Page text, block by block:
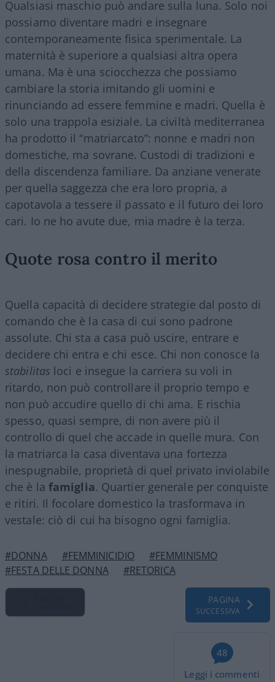
Qualsiasi maschio può andare sulla luna. Solo noi
possiamo diventare madri e insegnare
contemporaneamente fisica sperimentale. La
maternità è superiore a qualsiasi altra opera
umana. Ma è una sciocchezza che possiamo
cambiare la storia imitando gli uomini e
rinunciando ad essere femmine e madri. Quella è
solo una trappola esiziale. La civiltà mediterranea
ha prodotto il “matriarcato”: nonne e madri non
domestiche, ma sovrane. Custodi di tradizioni e
della discendenza familiare. Da anziane venerate
per quella saggezza che era loro propria, a
capotavola a tessere il passato e il futuro dei loro
cari. Io ne ho avute due, mia madre è la terza.
Quote rosa contro il merito
Quella capacità di decidere strategie dal posto di
comando che è la casa di cui sono padrone
assolute. Chi sta a casa può uscire, entrare e
decidere chi entra e chi esce. Chi non conosce la
stabilitas loci e insegue la carriera su voli in
ritardo, non può controllare il proprio tempo e
non può accudire quello di chi ama. E rischia
spesso, quasi sempre, di non avere più il
controllo di quel che accade in quelle mura. Con
la matriarca la casa diventava una fortezza
inespugnabile, proprietà di quel privato inviolabile
che è la famiglia. Quartier generale per conquiste
e ritiri. Il focolare domestico la trasformava in
vestale: ciò di cui ha bisogno ogni famiglia.
#DONNA #FEMMINICIDIO
#FEMMINISMO
#FESTA DELLE DONNA
#RETORICA
PAGINA
SUCCESSIVA
48
Leggi i commenti